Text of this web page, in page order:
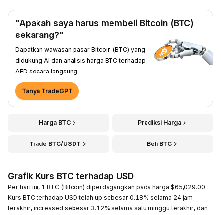
"Apakah saya harus membeli Bitcoin (BTC)
sekarang?"
Dapatkan wawasan pasar Bitcoin (BTC) yang
didukung AI dan analisis harga BTC terhadap
AED secara langsung.
Tanya TradeGPT
Harga BTC Prediksi Harga
Trade BTC/USDT Beli BTC
Grafik Kurs BTC terhadap USD
Per hari ini, 1 BTC (Bitcoin) diperdagangkan pada harga $65,029.00.
Kurs BTC terhadap USD telah up sebesar 0.18% selama 24 jam
terakhir, increased sebesar 3.12% selama satu minggu terakhir, dan